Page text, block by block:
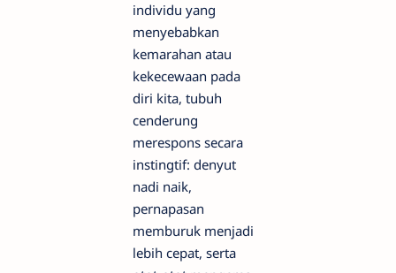
individu yang
menyebabkan
kemarahan atau
kekecewaan pada
diri kita, tubuh
cenderung
merespons secara
instingtif: denyut
nadi naik,
pernapasan
memburuk menjadi
lebih cepat, serta